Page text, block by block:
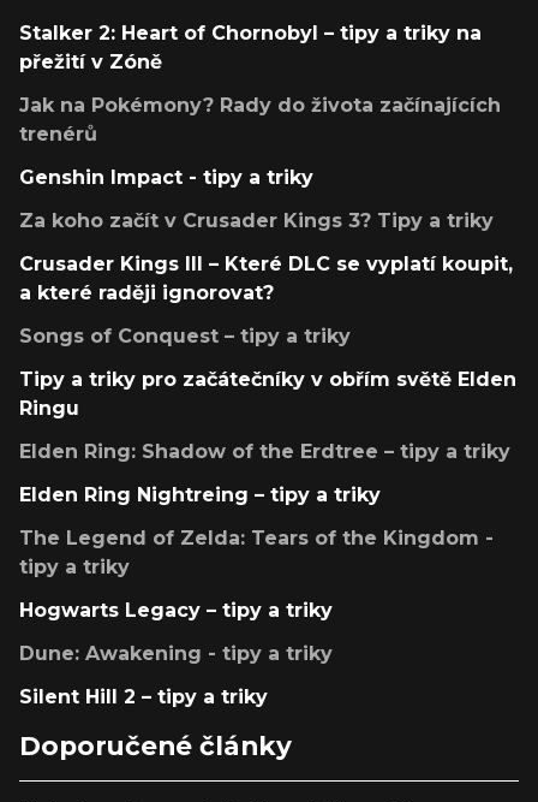
Stalker 2: Heart of Chornobyl – tipy a triky na
přežití v Zóně
Jak na Pokémony? Rady do života začínajících
trenérů
Genshin Impact - tipy a triky
Za koho začít v Crusader Kings 3? Tipy a triky
Crusader Kings III – Které DLC se vyplatí koupit,
a které raději ignorovat?
Songs of Conquest – tipy a triky
Tipy a triky pro začátečníky v obřím světě Elden
Ringu
Elden Ring: Shadow of the Erdtree – tipy a triky
Elden Ring Nightreing – tipy a triky
The Legend of Zelda: Tears of the Kingdom -
tipy a triky
Hogwarts Legacy – tipy a triky
Dune: Awakening - tipy a triky
Silent Hill 2 – tipy a triky
Doporučené články